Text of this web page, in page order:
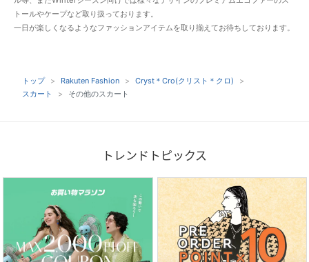
トールやケープなど取り扱っております。
一日が楽しくなるようなファッションアイテムを取り揃えてお待ちしております。
トップ Rakuten Fashion
Cryst＊Cro(クリスト＊クロ)
スカート
その他のスカート
トレンドトピックス